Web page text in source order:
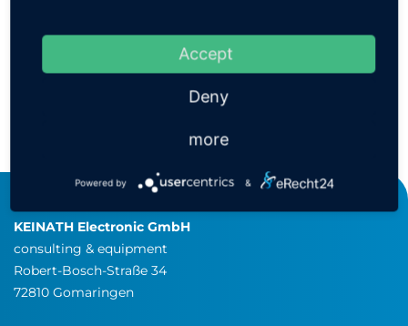
TopGun mit Fußschalter und Schwanenhals
ZURÜCK ZUR GRUPPE
KEINATH Electronic GmbH
consulting & equipment
Robert-Bosch-Straße 34
72810 Gomaringen
Accept
Deny
more
Powered by &